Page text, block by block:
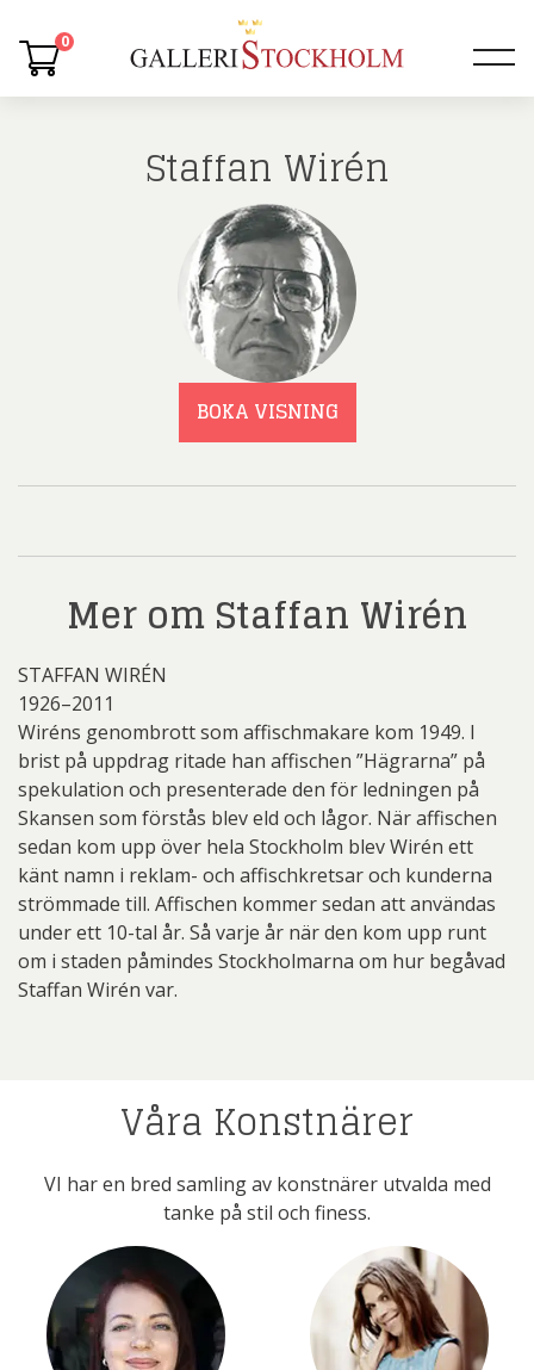
0
Staffan Wirén
BOKA VISNING
Mer om Staffan Wirén
STAFFAN WIRÉN
1926–2011
Wiréns genombrott som affischmakare kom 1949. I
brist på uppdrag ritade han affischen ”Hägrarna” på
spekulation och presenterade den för ledningen på
Skansen som förstås blev eld och lågor. När affischen
sedan kom upp över hela Stockholm blev Wirén ett
känt namn i reklam- och affischkretsar och kunderna
strömmade till. Affischen kommer sedan att användas
under ett 10-tal år. Så varje år när den kom upp runt
om i staden påmindes Stockholmarna om hur begåvad
Staffan Wirén var.
Våra Konstnärer
VI har en bred samling av konstnärer utvalda med
tanke på stil och finess.